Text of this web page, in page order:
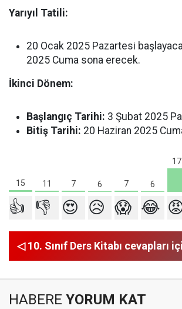
Yarıyıl Tatili:
20 Ocak 2025 Pazartesi
2025 Cuma sona erecek.
İkinci Dönem:
Başlangıç Tarihi: 3 Şubat 2025
Bitiş Tarihi: 20 Haziran 2025
15 11 7 6 7 6
👍 👎 😍 😥 😱 😂
◁ 10. Sınıf Ders Kitabı cevapları
HABERE YORUM KAT